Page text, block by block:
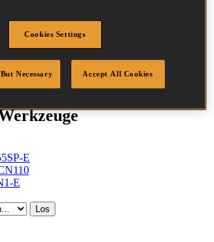
Los
Cookies Settings
Necessary Accept All Cookies